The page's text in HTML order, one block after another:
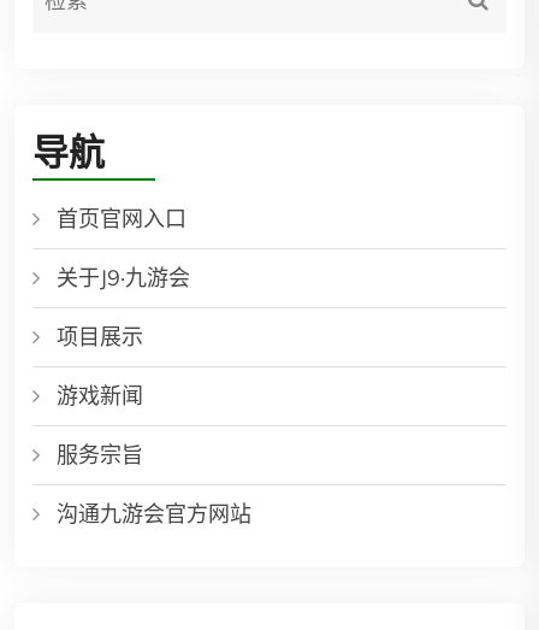
导航
首页官网入口
关于J9·九游会
项目展示
游戏新闻
服务宗旨
沟通九游会官方网站